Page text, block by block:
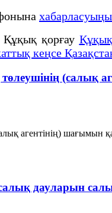
Құқық қорғау
кеңсе
төлеушінің
агентінің)
дауларын